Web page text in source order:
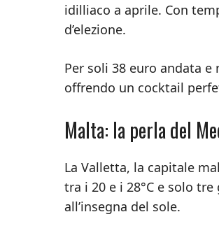
idilliaco a aprile. Con
d’elezione.
Per soli 38 euro andata
offrendo un cocktail
Malta: la perla del
La Valletta, la capitale
tra i 20 e i 28°C e solo
all’insegna del sole.